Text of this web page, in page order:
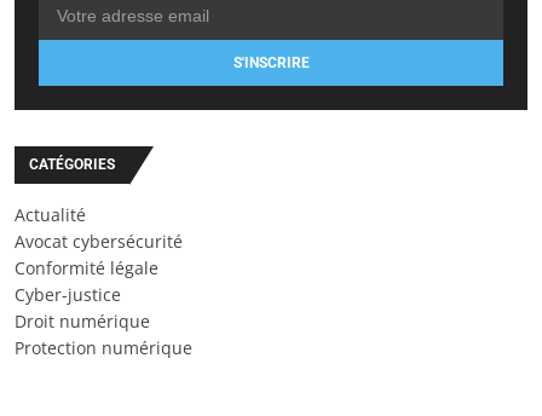
S'INSCRIRE
CATÉGORIES
Actualité
Avocat cybersécurité
Conformité légale
Cyber-justice
Droit numérique
Protection numérique